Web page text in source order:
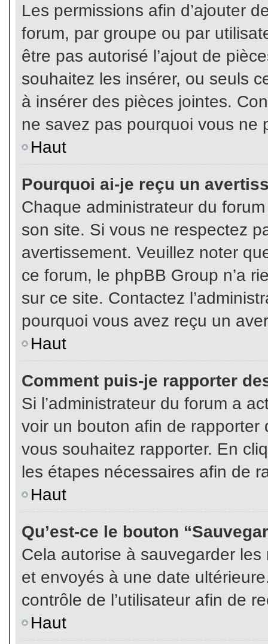
Les permissions afin d’ajouter
forum, par groupe ou par
être pas autorisé l’ajout de
souhaitez les insérer, ou seuls
à insérer des pièces jointes.
ne savez pas pourquoi vous ne
Haut
Pourquoi ai-je reçu un
Chaque administrateur du
son site. Si vous ne respectez
avertissement. Veuillez noter
ce forum, le phpBB Group n’a
sur ce site. Contactez
pourquoi vous avez reçu un
Haut
Comment puis-je rapporter
Si l’administrateur du forum a
voir un bouton afin de
vous souhaitez rapporter. En
les étapes nécessaires afin de
Haut
Qu’est-ce le bouton
Cela autorise à sauvegarder
et envoyés à une date
contrôle de l’utilisateur afin de
Haut